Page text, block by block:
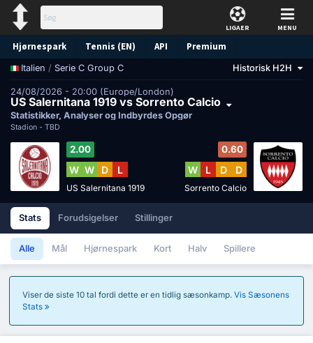
LIGAER MENU
Hjørnespark Tennis (EN) API Premium
Forudsigelse
Italien / Serie C Group C Historisk H2H
24/08/2026 - 20:00 (Europe/London)
US Salernitana 1919 vs Sorrento Calcio
Statistikker, Analyser og Indbyrdes Opgør
Stadion - TBD
2.00
W W D L
US Salernitana 1919
0.60
W L D D
Sorrento Calcio
Stats Forudsigelser Stillinger
Alle Mål Hjørnespark Kort Halv Spillere
Viser de siste 10 tal fordi dette er en tidlig sæsonkamp. Vis Sæsonens
Stats